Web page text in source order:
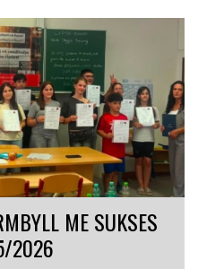
ME SUKSES
2026